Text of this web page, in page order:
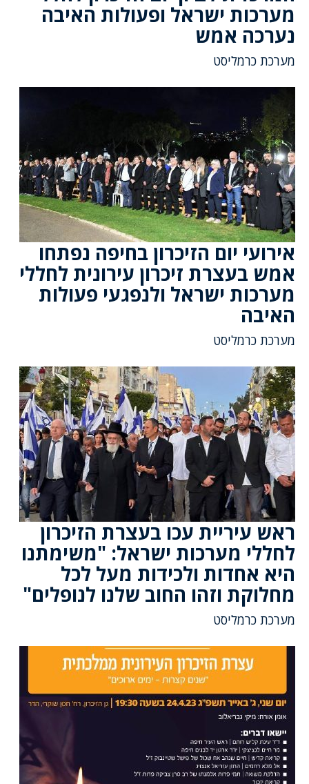
מערכות ישראל ופעולות האיבה
נערכה אמש
מערכת כרמליסט
אירועי יום הזיכרון בחיפה נפתחו
אמש בעצרת זיכרון עירונית לחללי
מערכות ישראל ולנפגעי פעולות
האיבה
מערכת כרמליסט
ראש עיריית עכו בעצרת הזיכרון
לחללי מערכות ישראל: "משימתנו
היא אחדות ולכידות מעל לכל
מחלוקת וזהו החוב שלנו לנופלים"
מערכת כרמליסט